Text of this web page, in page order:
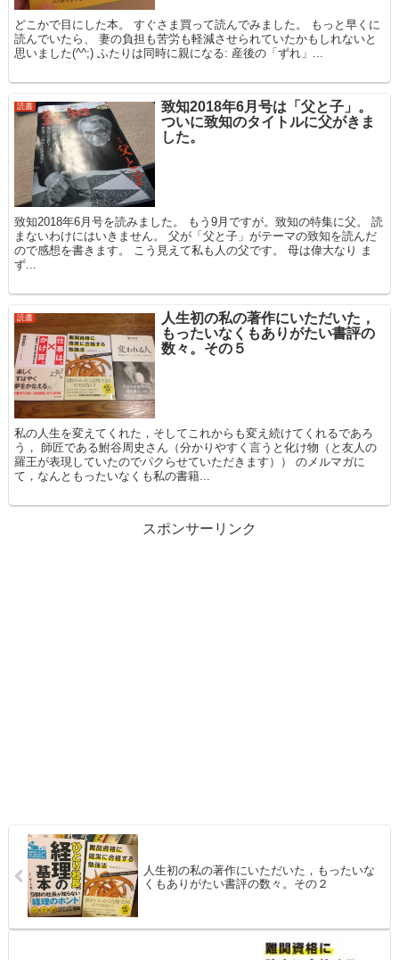
どこかで目にした本。 すぐさま買って読んでみました。 もっと早くに
読んでいたら、 妻の負担も苦労も軽減させられていたかもしれないと
思いました(^^;) ふたりは同時に親になる: 産後の「ずれ」...
読書
致知2018年6月号は「父と子」。
ついに致知のタイトルに父がきま
した。
致知2018年6月号を読みました。 もう9月ですが。致知の特集に父。 読
まないわけにはいきません。 父が「父と子」がテーマの致知を読んだ
ので感想を書きます。 こう見えて私も人の父です。 母は偉大なり ま
ず...
読書
人生初の私の著作にいただいた，
もったいなくもありがたい書評の
数々。その５
私の人生を変えてくれた，そしてこれからも変え続けてくれるであろ
う， 師匠である鮒谷周史さん（分かりやすく言うと化け物（と友人の
羅王が表現していたのでパクらせていただきます）） のメルマガに
て，なんともったいなくも私の書籍...
スポンサーリンク
人生初の私の著作にいただいた，もったいな
くもありがたい書評の数々。その２